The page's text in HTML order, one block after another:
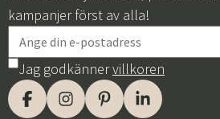
kampanjer först av alla!
Jag godkännervillkoren